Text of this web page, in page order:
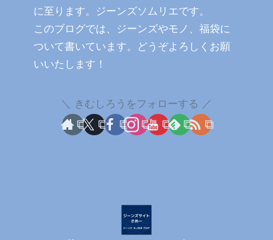
に至ります。ジーンズソムリエです。
このブログでは、ジーンズやモノ、福袋に
ついて書いています。どうぞよろしくお願
いいたします！
きむしろうをフォローする